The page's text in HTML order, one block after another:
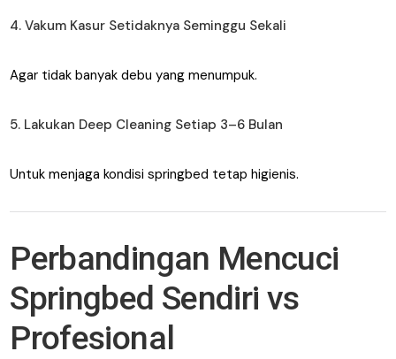
4. Vakum Kasur Setidaknya Seminggu Sekali
Agar tidak banyak debu yang menumpuk.
5. Lakukan Deep Cleaning Setiap 3–6 Bulan
Untuk menjaga kondisi springbed tetap higienis.
Perbandingan Mencuci
Springbed Sendiri vs
Profesional